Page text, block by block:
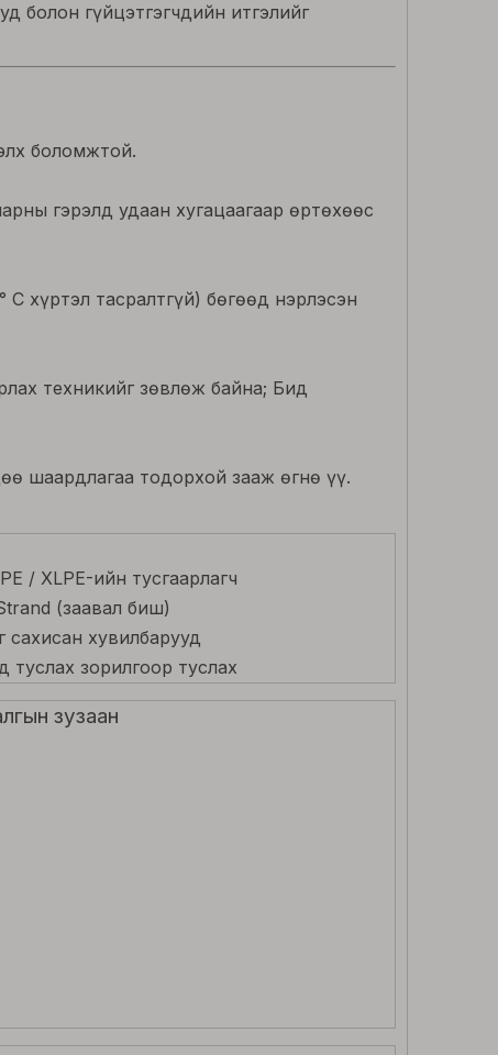
гүйцэтгэгчдийн итгэлийг
боломжтой.
гэрэлд удаан хугацаагаар өртөхөөс
хүртэл тасралтгүй) бөгөөд нэрлэсэн
техникийг зөвлөж байна; Бид
шаардлагаа тодорхой зааж өгнө үү.
/ XLPE-ийн тусгаарлагч
(заавал биш)
хувилбарууд
туслах зорилгоор туслах
зузаан